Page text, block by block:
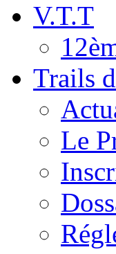
V.T.T
Trails
Le